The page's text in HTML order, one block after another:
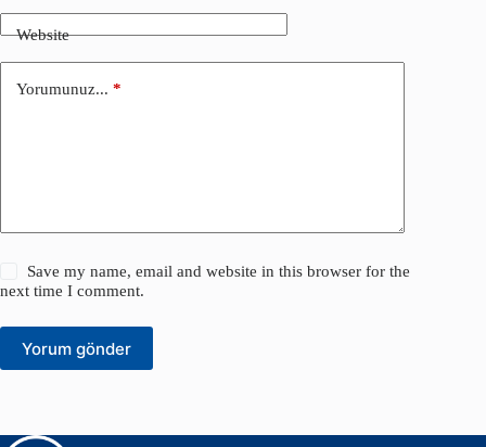
Website
Yorumunuz... *
Save my name, email and website in this browser for the
next time I comment.
Yorum gönder